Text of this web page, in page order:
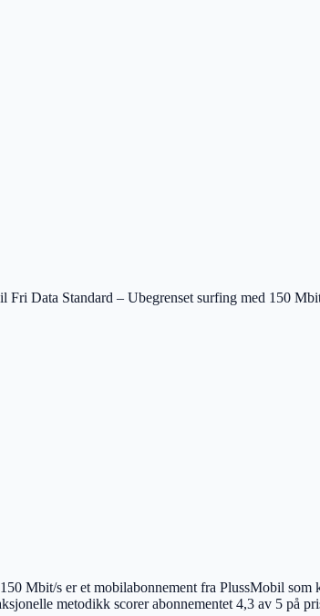
Fri Data Standard – Ubegrenset surfing med 150
Mbit/s er et mobilabonnement fra PlussMobil
metodikk scorer abonnementet 4,3 av 5 på